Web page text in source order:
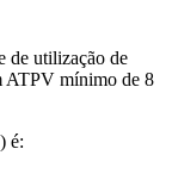
de utilização de
ATPV mínimo de 8
é: